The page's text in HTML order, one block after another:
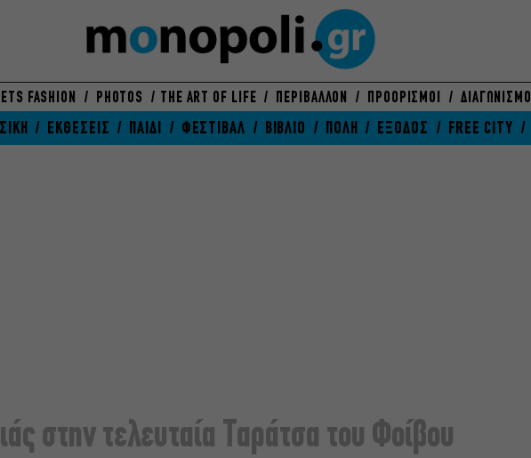
FASHION PHOTOS THE ART OF LIFE ΠΕΡΙΒΑΛΛΟΝ ΠΡΟΟΡΙΣΜΟΙ ΔΙΑΓΩΝΙΣΜΟΙ
ΕΚΘΕΣΕΙΣ ΠΑΙΔΙ ΦΕΣΤΙΒΑΛ ΒΙΒΛΙΟ ΠΟΛΗ ΕΞΟΔΟΣ FREE CITY
στην τελευταία Ταράτσα του Φοίβου